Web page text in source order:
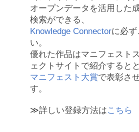
オープンデータを活用した
検索ができる、
Knowledge Connectorに必ず
い。
優れた作品はマニフェスト
ェクトサイトで紹介するとと
マニフェスト大賞で表彰さ
す。
≫詳しい登録方法はこちら